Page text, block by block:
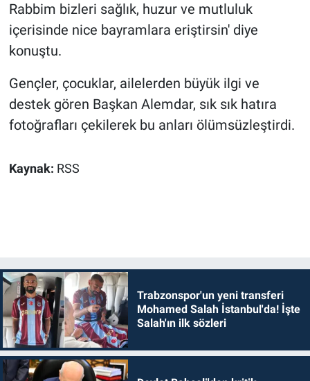
Rabbim bizleri sağlık, huzur ve mutluluk
içerisinde nice bayramlara eriştirsin' diye
konuştu.
Gençler, çocuklar, ailelerden büyük ilgi ve
destek gören Başkan Alemdar, sık sık hatıra
fotoğrafları çekilerek bu anları ölümsüzleştirdi.
Kaynak: RSS
Trabzonspor'un yeni transferi
Mohamed Salah İstanbul'da! İşte
Salah'ın ilk sözleri